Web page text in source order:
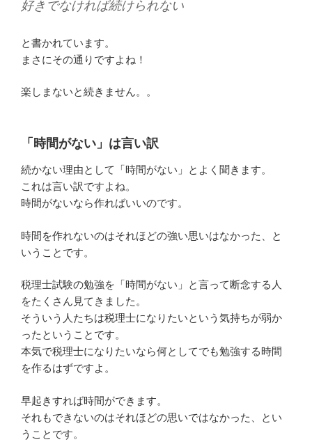
好きでなければ続けられない
と書かれています。
まさにその通りですよね！
楽しまないと続きません。。
「時間がない」は言い訳
続かない理由として「時間がない」とよく聞きます。
これは言い訳ですよね。
時間がないなら作ればいいのです。
時間を作れないのはそれほどの強い思いはなかった、と
いうことです。
税理士試験の勉強を「時間がない」と言って断念する人
をたくさん見てきました。
そういう人たちは税理士になりたいという気持ちが弱か
ったということです。
本気で税理士になりたいなら何としてでも勉強する時間
を作るはずですよ。
早起きすれば時間ができます。
それもできないのはそれほどの思いではなかった、とい
うことです。